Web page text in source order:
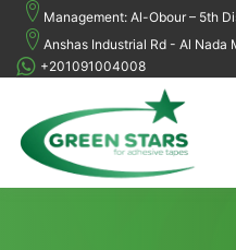
Management: Al-Obour – 5th
Anshas Industrial Rd - Al Nada
+201091004008